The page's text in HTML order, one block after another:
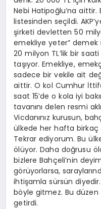
Nebi Hatipoğlu’na aittir.
listesinden seçildi.
şirketi devletten 50
emekliye yeter”
20 milyon TL’lik bir
taşıyor. Emekliye,
sadece bir vekile ait
aittir. O kol Cumhur
saat 15’de o kola iyi
tavanını delen resmi
Vicdanınız kurusun,
ülkede her hafta birkaç
Tekrar ediyorum. Bu
ölüyor. Daha doğrusu
bizlere Bahçeli’nin
görüyorlarsa,
ihtişamla sürsün diyedir.
böyle gitmez. Bu düzen
getirdi.